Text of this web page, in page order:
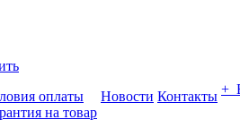
оплаты
на товар
Новости Контакты +